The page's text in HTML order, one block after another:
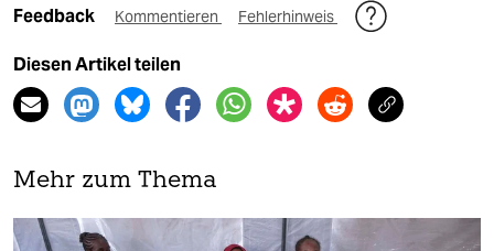
Feedback Kommentieren Fehlerhinweis
Diesen Artikel teilen
Mehr zum Thema